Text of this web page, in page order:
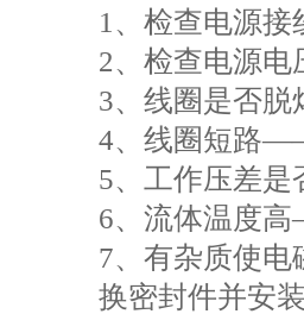
1、检查电源
2、检查电源
3、线圈是否
4、线圈短路
5、工作压差
6、流体温度
7、有杂质使
换密封件并安